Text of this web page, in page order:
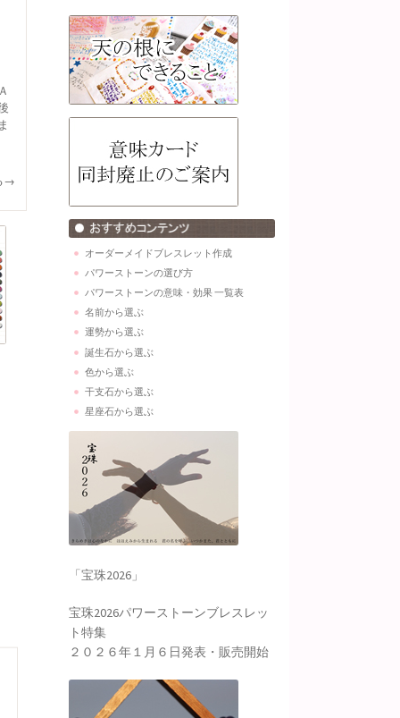
→
オーダーメイドブレスレット作成
パワーストーンの選び方
パワーストーンの意味・効果 一覧表
名前から選ぶ
運勢から選ぶ
誕生石から選ぶ
色から選ぶ
干支石から選ぶ
星座石から選ぶ
「宝珠2026」
宝珠2026パワーストーンブレスレッ
ト特集
２０２６年１月６日発表・販売開始